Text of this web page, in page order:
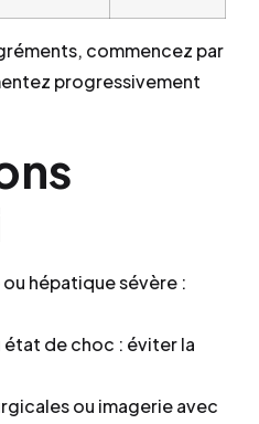
commencez par
progressivement
hépatique sévère :
de choc : éviter la
ou imagerie avec